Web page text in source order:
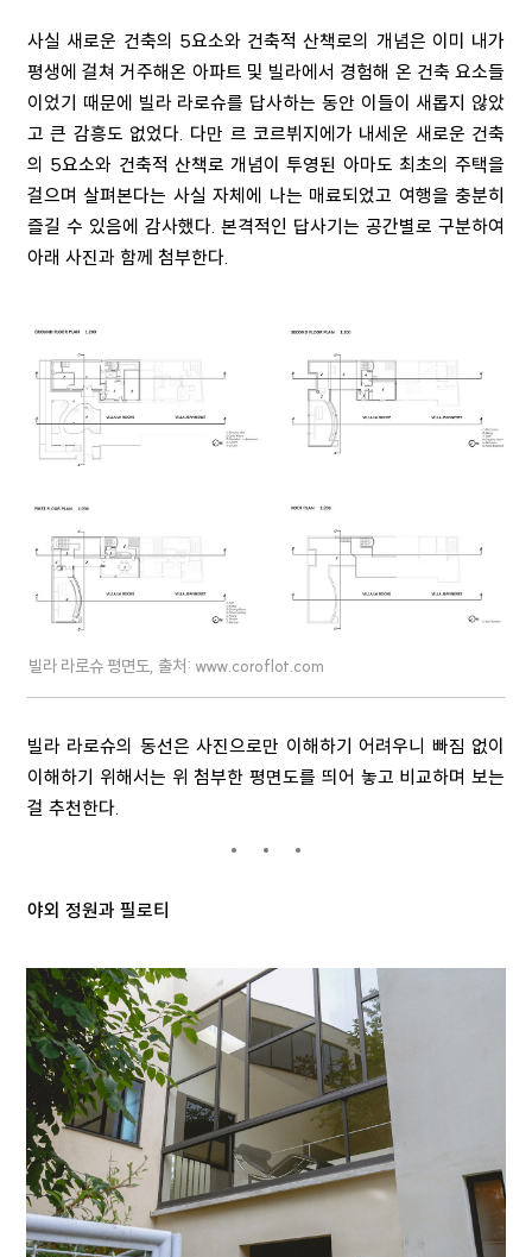
사실 새로운 건축의 5요소와 건축적 산책로의 개념은 이미 내가
평생에 걸쳐 거주해온 아파트 및 빌라에서 경험해 온 건축 요소들
이었기 때문에 빌라 라로슈를 답사하는 동안 이들이 새롭지 않았
고 큰 감흥도 없었다. 다만 르 코르뷔지에가 내세운 새로운 건축
의 5요소와 건축적 산책로 개념이 투영된 아마도 최초의 주택을
걸으며 살펴본다는 사실 자체에 나는 매료되었고 여행을 충분히
즐길 수 있음에 감사했다. 본격적인 답사기는 공간별로 구분하여
아래 사진과 함께 첨부한다.
빌라 라로슈 평면도, 출처: www.coroflot.com
빌라 라로슈의 동선은 사진으로만 이해하기 어려우니 빠짐 없이
이해하기 위해서는 위 첨부한 평면도를 띄어 놓고 비교하며 보는
걸 추천한다.
야외 정원과 필로티